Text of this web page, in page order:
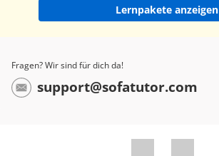
Lernpakete anzeigen
Fragen? Wir sind für dich da!
support@sofatutor.com